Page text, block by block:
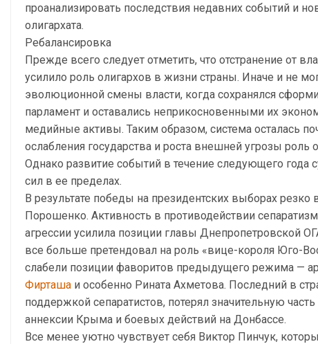
проанализировать последствия недавних событий и
олигархата.
Ребалансировка
Прежде всего следует отметить, что отстранение от
усилило роль олигархов в жизни страны. Иначе и не
эволюционной смены власти, когда сохранялся
парламент и оставались неприкосновенными их
медийные активы. Таким образом, система осталась
ослабления государства и роста внешней угрозы роль
Однако развитие событий в течение следующего года
сил в ее пределах.
В результате победы на президентских выборах резко
Порошенко. Активность в противодействии
агрессии усилила позиции главы Днепропетровской
все больше претендовал на роль «вице-короля Юго-
слабели позиции фаворитов предыдущего режима —
Фирташа и особенно Рината Ахметова. Последний в
поддержкой сепаратистов, потерял значительную
аннексии Крыма и боевых действий на Донбассе.
Все менее уютно чувствует себя Виктор Пинчук,